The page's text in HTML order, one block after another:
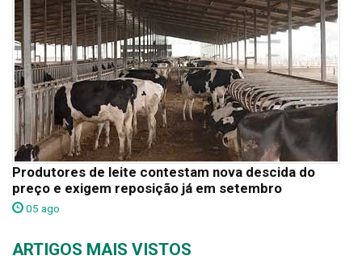
Produtores de leite contestam nova descida do
preço e exigem reposição já em setembro
05 ago
ARTIGOS MAIS VISTOS